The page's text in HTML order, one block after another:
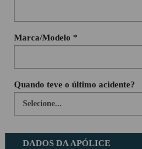
Marca/Modelo *
Quando teve o último acidente?
DADOS DA APÓLICE